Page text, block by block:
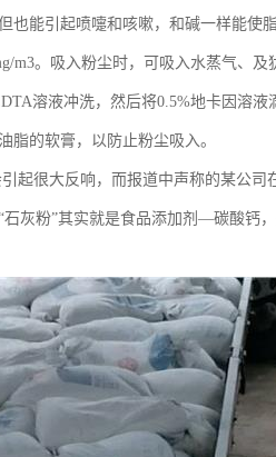
能引起喷嚏和咳嗽，和碱一样能使
。吸入粉尘时，可吸入水蒸气、及
溶液冲洗，然后将0.5%地卡因溶
脂的软膏，以防止粉尘吸入。
起很大反响，而报道中声称的某公司
灰粉”其实就是食品添加剂—碳酸钙